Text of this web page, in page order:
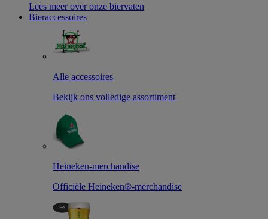
Lees meer over onze biervaten
Bieraccessoires
Alle accessoires
Bekijk ons volledige assortiment
Heineken-merchandise
Officiële Heineken®-merchandise